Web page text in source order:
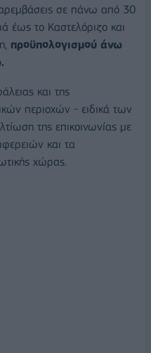
σε πάνω από 30
έως το Καστελόριζο και
προϋπολογισμού άνω
και της
περιοχών - ειδικά των
της επικοινωνίας με
και τα
χώρας.